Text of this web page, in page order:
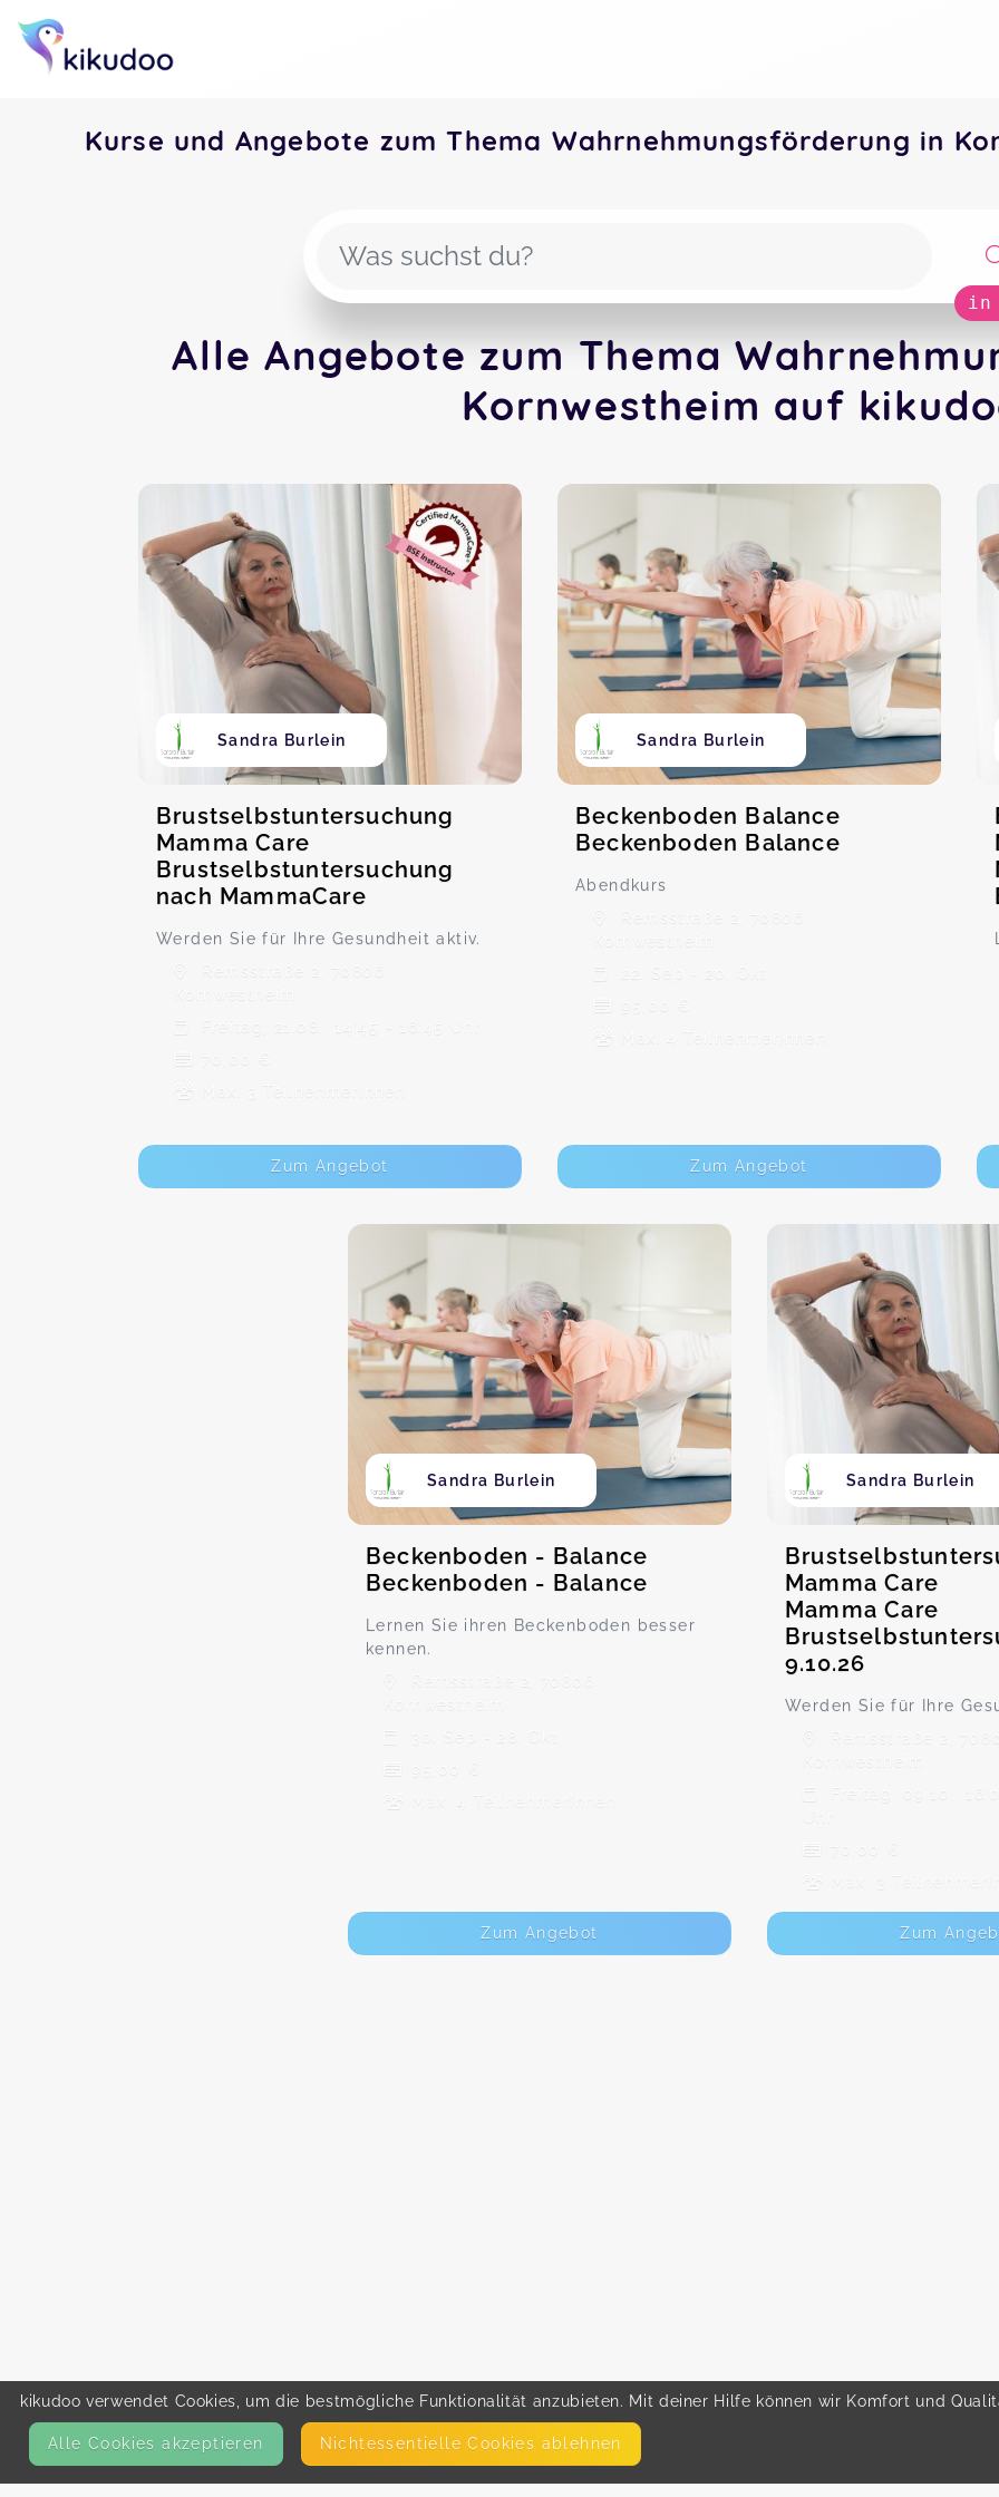
Kurse und Angebote zum Thema Wahrnehmungsförderung in
in
Alle Angebote zum Thema
Kornwestheim auf
Sandra Burlein
Brustselbstuntersuchung
Mamma Care
Brustselbstuntersuchung
nach MammaCare
Werden Sie für Ihre Gesundheit aktiv.
Remsstraße 2, 70806
Kornwestheim
Freitag, 21.08., 14:45 - 16:45 Uhr
70,00 €
Max. 3 TeilnehmerInnen
Zum Angebot
Sandra Burlein
Beckenboden Balance
Beckenboden Balance
Abendkurs
Remsstraße 2, 70806
Kornwestheim
22. Sep - 20. Okt
95,00 €
Max. 4 TeilnehmerInnen
Zum Angebot
Sandra Burlein
Beckenboden - Balance
Beckenboden - Balance
Lernen Sie ihren Beckenboden besser
kennen.
Remsstraße 2, 70806
Kornwestheim
30. Sep - 28. Okt
95,00 €
Max. 4 TeilnehmerInnen
Zum Angebot
Sandra Burlein
Mamma Care
Mamma Care
9.10.26
Werden Sie für Ihre
Remsstraße 2,
Kornwestheim
Freitag, 09.10.,
70,00 €
Max. 3
Zum
kikudoo verwendet Cookies, um die bestmögliche Funktionalität anzubieten. Mit deiner Hilfe können wir Komfort und
Alle Cookies akzeptieren Nicht­essentielle Cookies ablehnen